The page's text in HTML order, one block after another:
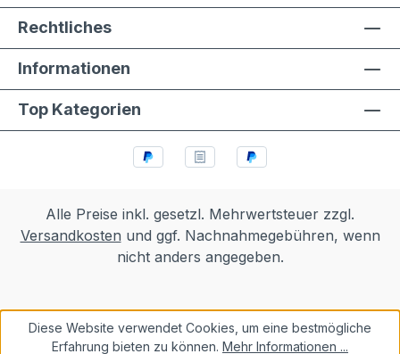
Rechtliches
Informationen
Top Kategorien
Alle Preise inkl. gesetzl. Mehrwertsteuer zzgl.
Versandkosten und ggf. Nachnahmegebühren, wenn
nicht anders angegeben.
Diese Website verwendet Cookies, um eine bestmögliche
Erfahrung bieten zu können. Mehr Informationen ...